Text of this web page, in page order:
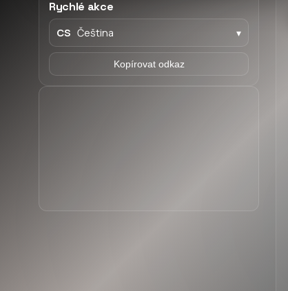
Rychlé akce
CS Čeština ▾
Kopírovat odkaz